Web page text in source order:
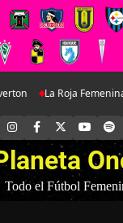
La Roja Femenina
INSTAGRAM
FACEBOOK
Todo el Fútbol